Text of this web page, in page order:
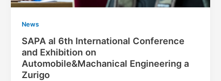
News
SAPA al 6th International Conference
and Exhibition on
Automobile&Machanical Engineering a
Zurigo